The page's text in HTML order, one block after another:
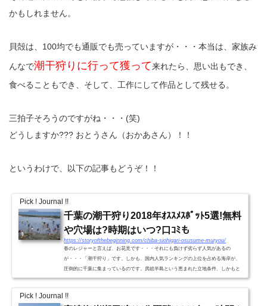
かもしれません。
貝殻は、100均でも通販でも売っていますが・・・本当は、家族み
んなで潮干狩りに行って獲って来れたら、思い出もでき、
食べることもでき、そして、工作にして作品として残せる。
三拍子そろうのですがね・・・(笑)
どうしますか??? おとうさん（おかあさん）！！
というわけで、以下の記事もどうぞ！！
Pick ! Journal !!
千葉の潮干狩り2018年ｵｽｽﾒｽﾎﾟｯﾄ5選!無料
や穴場は?時期はいつ?口ｺﾐも
https://storyofthebeginning.com/chiba-siohigari-osusume-muryou/
春のレジャーと言えば、お花見です・・・それにも負けず劣らず人気があるの
が・・・「潮干狩り」です。しかも、国内人気ランキングの上位を占める海岸が、
圧倒的に千葉に集まっているのです。房総半島という恵まれた立地条件、しかもと
くに東京湾側に、美味し～い貝...
Pick ! Journal !!